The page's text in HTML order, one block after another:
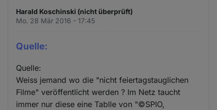
Harald Koschinski (nicht überprüft)
Mo. 28 Mär 2016 - 17:45
Quelle:
Quelle:
Weiss jemand wo die "nicht feiertagstauglichen
Filme" veröffentlicht werden ? Im Netz taucht
immer nur diese eine Tablle von "©SPIO,